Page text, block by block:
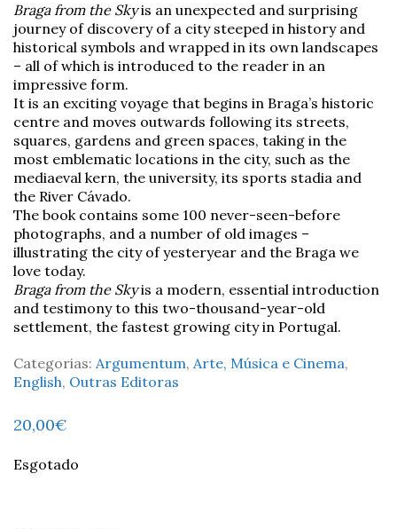
Braga from the Skyis an unexpected and surprising
journey of discovery of a city steeped in history and
historical symbols and wrapped in its own landscapes
– all of which is introduced to the reader in an
impressive form.
It is an exciting voyage that begins in Braga’s historic
centre and moves outwards following its streets,
squares, gardens and green spaces, taking in the
most emblematic locations in the city, such as the
mediaeval kern, the university, its sports stadia and
the River Cávado.
The book contains some 100 never-seen-before
photographs, and a number of old images –
illustrating the city of yesteryear and the Braga we
love today.
Braga from the Skyis a modern, essential introduction
and testimony to this two-thousand-year-old
settlement, the fastest growing city in Portugal.
Categorias: Argumentum, Arte, Música e Cinema,
English, Outras Editoras
20,00€
Esgotado